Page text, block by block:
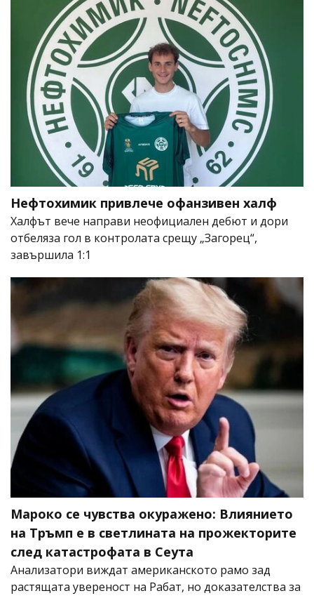
Нефтохимик привлече офанзивен халф
Халфът вече направи неофициален дебют и дори
отбеляза гол в контролата срещу „Загорец“,
завършила 1:1
Мароко се чувства окуражено: Влиянието
на Тръмп е в светлината на прожекторите
след катастрофата в Сеута
Анализатори виждат американското рамо зад
растящата увереност на Рабат, но доказателства за